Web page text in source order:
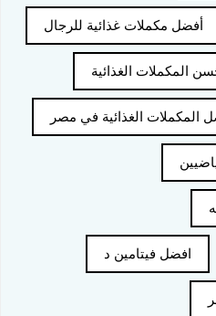
أفضل مكملات غذائية للرجال
المكملات الغذائية
المكملات الغذائية في مصر
افضل فيتامين د